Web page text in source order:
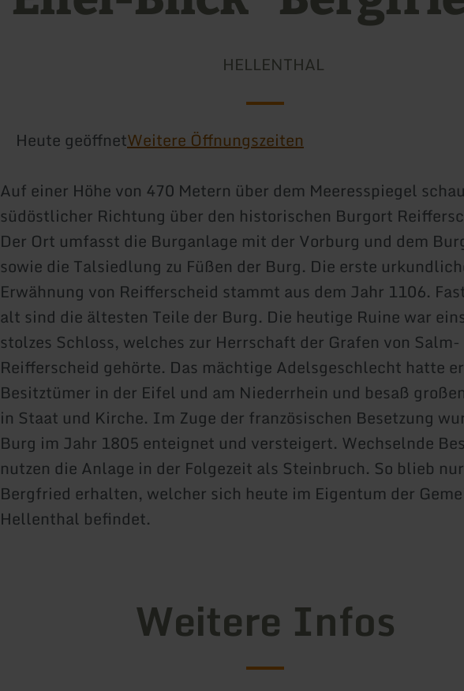
HELLENTHAL
Heute geöffnetWeitere Öffnungszeiten
Auf einer Höhe von 470 Metern über dem Meeresspiegel
südöstlicher Richtung über den historischen Burgort
Der Ort umfasst die Burganlage mit der Vorburg und dem
sowie die Talsiedlung zu Füßen der Burg. Die erste
Erwähnung von Reifferscheid stammt aus dem Jahr 1106.
alt sind die ältesten Teile der Burg. Die heutige Ruine war
stolzes Schloss, welches zur Herrschaft der Grafen von Salm-
Reifferscheid gehörte. Das mächtige Adelsgeschlecht hatte
Besitztümer in der Eifel und am Niederrhein und besaß
in Staat und Kirche. Im Zuge der französischen Besetzung
Burg im Jahr 1805 enteignet und versteigert. Wechselnde
nutzen die Anlage in der Folgezeit als Steinbruch. So blieb
Bergfried erhalten, welcher sich heute im Eigentum der
Hellenthal befindet.
Weitere Infos